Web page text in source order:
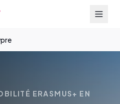
ERASMUS+ EN